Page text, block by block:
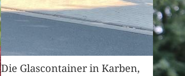
Die Glascontainer in Karben,